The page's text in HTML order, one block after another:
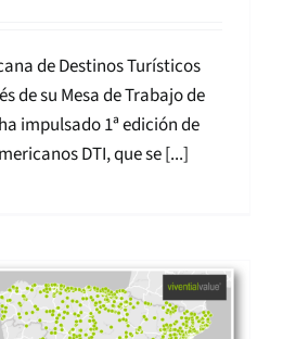
de Destinos Turísticos
de su Mesa de Trabajo de
impulsado 1ª edición de
DTI, que se [...]